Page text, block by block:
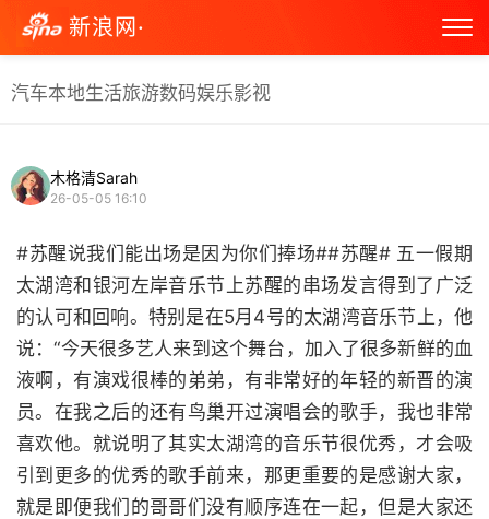
新浪网·
汽车本地生活旅游数码娱乐影视
木格清Sarah
26-05-05 16:10
#苏醒说我们能出场是因为你们捧场##苏醒# 五一假期
太湖湾和银河左岸音乐节上苏醒的串场发言得到了广泛
的认可和回响。特别是在5月4号的太湖湾音乐节上，他
说：“今天很多艺人来到这个舞台，加入了很多新鲜的血
液啊，有演戏很棒的弟弟，有非常好的年轻的新晋的演
员。在我之后的还有鸟巢开过演唱会的歌手，我也非常
喜欢他。就说明了其实太湖湾的音乐节很优秀，才会吸
引到更多的优秀的歌手前来，那更重要的是感谢大家，
就是即便我们的哥哥们没有顺序连在一起，但是大家还